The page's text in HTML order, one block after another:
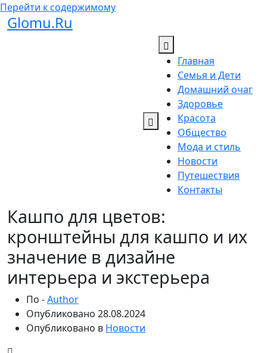
Перейти к содержимому
Glomu.Ru
Главная
Семья и Дети
Домашний очаг
Здоровье
Красота
Общество
Мода и стиль
Новости
Путешествия
Контакты
Кашпо для цветов:
кронштейны для кашпо и их
значение в дизайне
интерьера и экстерьера
По -Author
Опубликовано 28.08.2024
Опубликовано в Новости